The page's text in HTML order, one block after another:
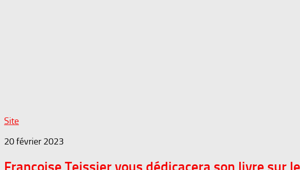
Site
20 février 2023
Françoise Teissier vous dédicacera son livre sur